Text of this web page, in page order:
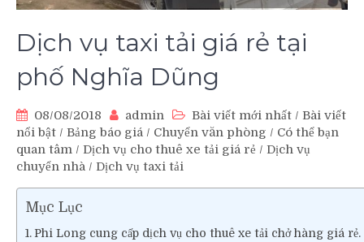
Dịch vụ taxi tải giá rẻ tại
phố Nghĩa Dũng
08/08/2018 admin Bài viết mới nhất / Bài viết
nổi bật / Bảng báo giá / Chuyển văn phòng / Có thể bạn
quan tâm / Dịch vụ cho thuê xe tải giá rẻ / Dịch vụ
chuyển nhà / Dịch vụ taxi tải
Mục Lục
Phi Long cung cấp dịch vụ cho thuê xe tải chở hàng giá rẻ.